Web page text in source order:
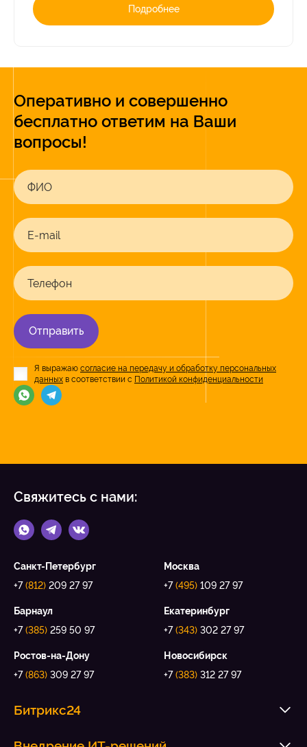
Подробнее
Оперативно и совершенно
бесплатно ответим на Ваши
вопросы!
ФИО
E-mail
Телефон
Отправить
Я выражаю согласие на передачу и обработку персональных
данных в соответствии с Политикой конфиденциальности
Свяжитесь с нами:
Санкт-Петербург
+7(812) 209 27 97
Москва
+7(495) 109 27 97
Барнаул
+7(385) 259 50 97
Екатеринбург
+7(343) 302 27 97
Ростов-на-Дону
+7(863) 309 27 97
Новосибирск
+7(383) 312 27 97
Битрикс24